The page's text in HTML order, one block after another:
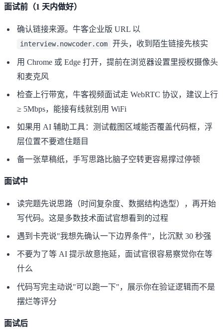
面试前（1 天内做好）
确认链接来源。牛客企业版 URL 以
interview.nowcoder.com 开头，收到陌生链接先核实
用 Chrome 或 Edge 打开，提前在浏览器设置里授权摄像头
和麦克风
检查上行带宽，牛客视频面试走 WebRTC 协议，建议上行
≥ 5Mbps，能接有线就别用 WiFi
如果用 AI 辅助工具：测试截图区域能否覆盖代码框，浮
层位置不要遮住题目
备一张草稿纸，手写思路比脑子空转更容易撑过停顿
面试中
读完题先说思路（时间复杂度、数据结构选型），再开始
写代码。这是多数技术面试官想看到的过程
遇到卡壳说"我想先确认一下边界条件"，比沉默 30 秒强
不要为了等 AI 提示故意拖延，面试官很容易察觉你在等
什么
代码写完主动说"可以跑一下"，展示你在验证逻辑而不是
摆烂等评分
面试后